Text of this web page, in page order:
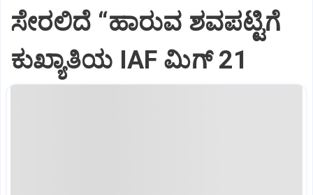
ಸೇರಲಿದೆ “ಹಾರುವ ಶವಪಟ್ಟಿಗೆ
ಕುಖ್ಯಾತಿಯ IAF ಮಿಗ್‌ 21